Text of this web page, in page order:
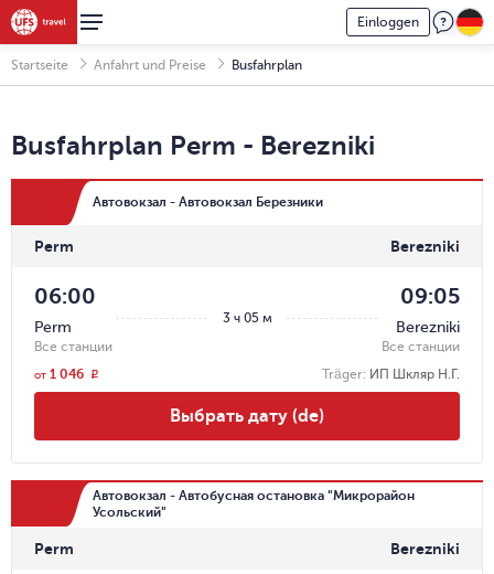
Einloggen
Startseite Anfahrt und Preise Busfahrplan
Busfahrplan Perm - Berezniki
Автовокзал - Автовокзал Березники
Perm Berezniki
3 ч 05 м
06:00
Perm
Все станции
09:05
Berezniki
Все станции
Träger: ИП Шкляр Н.Г.
от 1 046 r
Выбрать дату (de)
Автовокзал - Автобусная остановка "Микрорайон
Усольский"
Perm Berezniki